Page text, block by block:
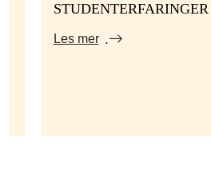
STUDENTERFARINGER
Les mer